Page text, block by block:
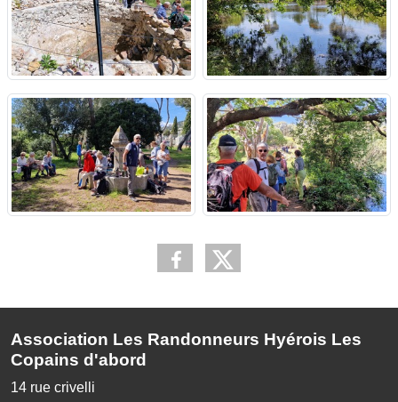
Association Les Randonneurs Hyérois Les
Copains d'abord
14 rue crivelli